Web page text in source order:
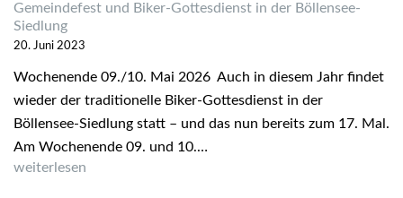
Gemeindefest und Biker-Gottesdienst in der Böllensee-
Siedlung
20. Juni 2023
Wochenende 09./10. Mai 2026 Auch in diesem Jahr findet
wieder der traditionelle Biker-Gottesdienst in der
Böllensee-Siedlung statt – und das nun bereits zum 17. Mal.
Am Wochenende 09. und 10.…
Gemeindefest und Biker-Gottesdienst in der Böllensee-
weiterlesen